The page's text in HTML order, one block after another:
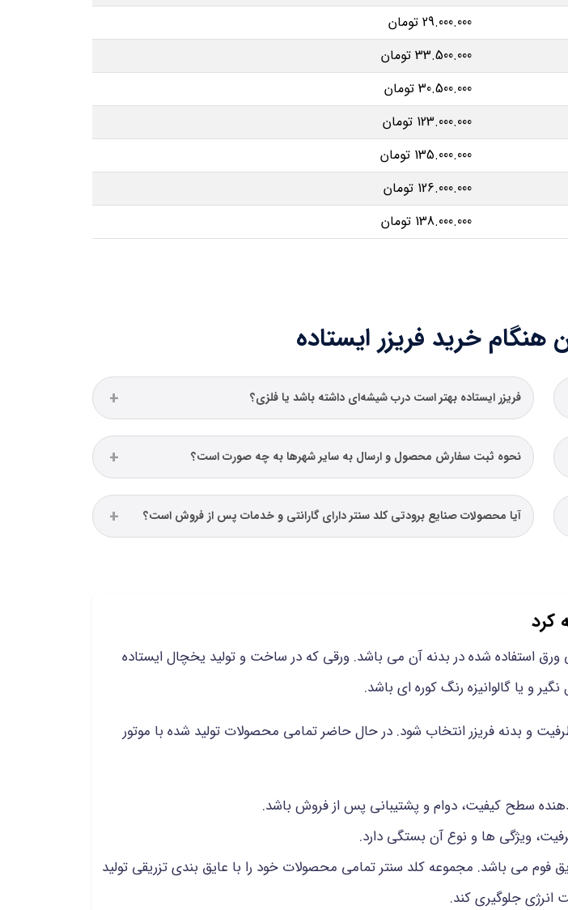
29.000.000 تومان
33.500.000 تومان
30.500.000 تومان
123.000.000 تومان
135.000.000 تومان
126.000.000 تومان
138.000.000 تومان
خرید فریزر ایستاده
فریزر ایستاده بهتر است درب شیشه‌ای داشته باشد یا فلزی؟
نحوه ثبت سفارش محصول و ارسال به سایر شهرها به چه صورت است؟
آیا محصولات صنایع برودتی کلد سنتر دارای گارانتی و خدمات پس از فروش است؟
کرد
استفاده شده در بدنه آن می باشد. ورقی که در ساخت و تولید یخچال ایستاده
و یا گالوانیزه رنگ کوره ای باشد.
و بدنه فریزر انتخاب شود. در حال حاضر تمامی محصولات تولید شده با موتور
سطح کیفیت، دوام و پشتیبانی پس از فروش باشد.
ویژگی‌ ها و نوع آن بستگی دارد.
فوم می باشد. مجموعه کلد سنتر تمامی محصولات خود را با عایق بندی تزریقی تولید
جلوگیری کند.